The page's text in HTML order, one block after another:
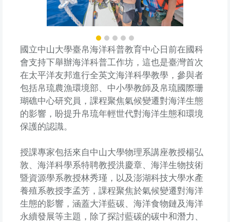
國立中山大學臺帛海洋科普教育中心日前在國科
會支持下舉辦海洋科普工作坊，這也是臺灣首次
在太平洋友邦進行全英文海洋科學教學，參與者
包括帛琉農漁環境部、中小學教師及帛琉國際珊
瑚礁中心研究員，課程聚焦氣候變遷對海洋生態
的影響，盼提升帛琉年輕世代對海洋生態和環境
保護的認識。
授課專家包括來自中山大學物理系講座教授楊弘
敦、海洋科學系特聘教授洪慶章、海洋生物技術
暨資源學系教授林秀瑾，以及澎湖科技大學水產
養殖系教授李孟芳，課程聚焦於氣候變遷對海洋
生態的影響，涵蓋大洋藍碳、海洋食物鏈及海洋
永續發展等主題，除了探討藍碳的碳中和潛力、